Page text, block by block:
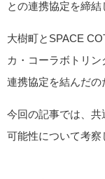
との連携協定を締結
大樹町とSPACE
カ・コーラボトリン
連携協定を結んだの
今回の記事では、
可能性について考察